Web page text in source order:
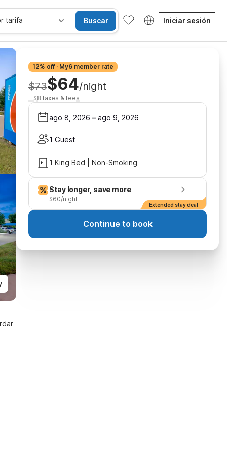
tarifa Buscar Iniciar sesión
12% off · My6 member rate
$73$64/night
+ $8 taxes & fees
ago 8, 2026 – ago 9, 2026
1 Guest
1 King Bed | Non-Smoking
Stay longer, save more
$60/night
Extended stay deal
Continue to book